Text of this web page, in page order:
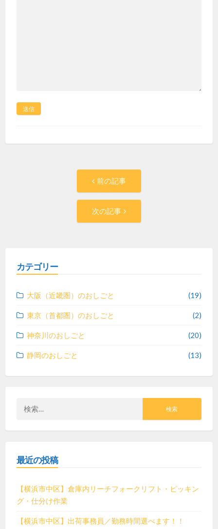
ゲ
ー
シ
ョ
ン
前の記事
の
稿:
次の記事
カテゴリー
大阪（近畿圏）のおしごと (19)
東京（首都圏）のおしごと (2)
神奈川のおしごと (20)
静岡のおしごと (13)
最近の投稿
【横浜市中区】倉庫内リーチフォークリフト・ピッキン
グ・仕分け作業
【横浜市中区】出荷事務員／勤務時間選べます！！